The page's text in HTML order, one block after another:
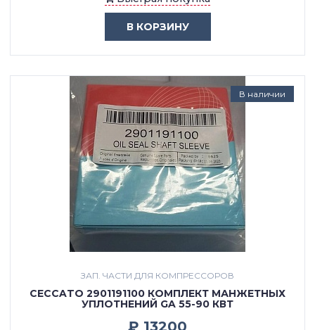
В КОРЗИНУ
В наличии
ЗАП. ЧАСТИ ДЛЯ КОМПРЕССОРОВ
CECCATO 2901191100 КОМПЛЕКТ МАНЖЕТНЫХ
УПЛОТНЕНИЙ GA 55-90 КВТ
₽ 13200